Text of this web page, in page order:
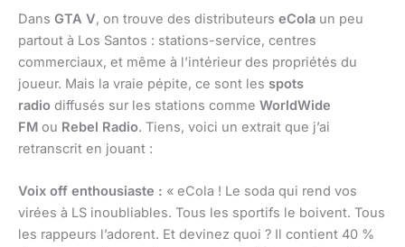
Dans GTA V, on trouve des distributeurs eCola un peu
partout à Los Santos : stations-service, centres
commerciaux, et même à l’intérieur des propriétés du
joueur. Mais la vraie pépite, ce sont les spots
radio diffusés sur les stations comme WorldWide
FM ou Rebel Radio. Tiens, voici un extrait que j’ai
retranscrit en jouant :
Voix off enthousiaste : « eCola ! Le soda qui rend vos
virées à LS inoubliables. Tous les sportifs le boivent. Tous
les rappeurs l’adorent. Et devinez quoi ? Il contient 40 %